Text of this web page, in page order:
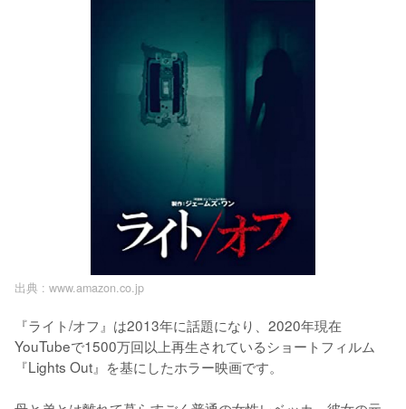
出典 : www.amazon.co.jp
『ライト/オフ』は2013年に話題になり、2020年現在
YouTubeで1500万回以上再生されているショートフィルム
『Lights Out』を基にしたホラー映画です。